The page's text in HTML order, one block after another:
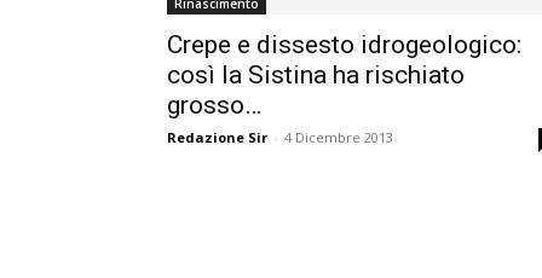
Rinascimento
Crepe e dissesto idrogeologico:
così la Sistina ha rischiato
grosso…
Redazione Sir - 4 Dicembre 2013